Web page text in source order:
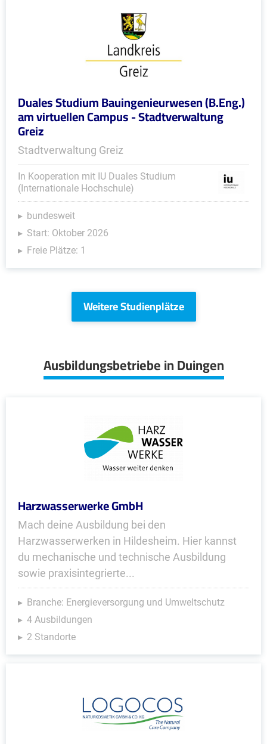
Duales Studium Bauingenieurwesen (B.Eng.)
am virtuellen Campus - Stadtverwaltung
Greiz
Stadtverwaltung Greiz
In Kooperation mit IU Duales Studium
(Internationale Hochschule)
bundesweit
Start: Oktober 2026
Freie Plätze: 1
Weitere Studienplätze
Ausbildungsbetriebe in Duingen
Harzwasserwerke GmbH
Mach deine Ausbildung bei den
Harzwasserwerken in Hildesheim. Hier kannst
du mechanische und technische Ausbildung
sowie praxisintegrierte...
Branche: Energieversorgung und Umweltschutz
4 Ausbildungen
2 Standorte